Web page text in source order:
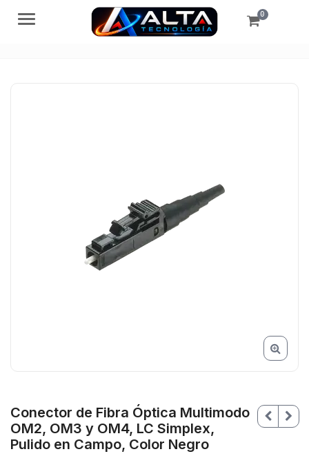
Menú 0
Conector de Fibra Óptica Multimodo
OM2, OM3 y OM4, LC Simplex,
Pulido en Campo, Color Negro